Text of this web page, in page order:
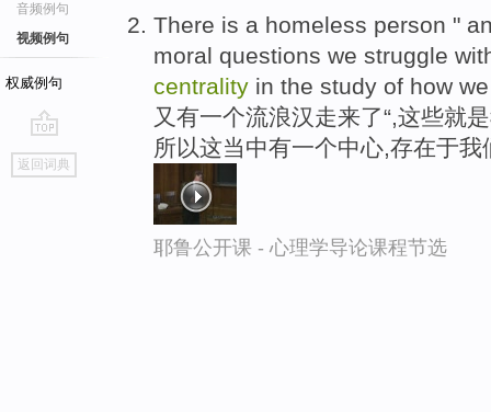
音频例句
视频例句
权威例句
go
top
返回词典
There is a homeless person "
moral questions we struggle
centrality in the study of how
又有一个流浪汉走来了“,这些就
所以这当中有一个中心,存在于
耶鲁公开课 - 心理学导论课程节选